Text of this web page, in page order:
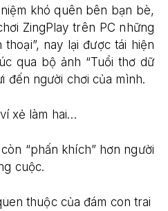
khó quên bên bạn bè,
ZingPlay trên PC những
nay lại được tái hiện
qua bộ ảnh “Tuổi thơ dữ
đến người chơi của mình.
xẻ làm hai…
“phấn khích” hơn người
cuộc.
thuộc của đám con trai